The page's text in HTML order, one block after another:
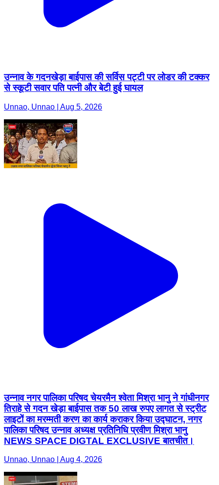
उन्नाव के गदनखेड़ा बाईपास की सर्विस पट्टी पर लोडर की टक्कर
से स्कूटी सवार पति पत्नी और बेटी हुई घायल
Unnao, Unnao | Aug 5, 2026
उन्नाव नगर पालिका परिषद चेयरमैन श्वेता मिश्रा भानु ने गांधीनगर
तिराहे से गदन खेड़ा बाईपास तक 50 लाख रुपए लागत से स्ट्रीट
लाइटों का मरम्मती करण का कार्य कराकर किया उद्घाटन, नगर
पालिका परिषद उन्नाव अध्यक्ष प्रतिनिधि प्रवीण मिश्रा भानु
NEWS SPACE DIGTAL EXCLUSIVE बातचीत।
Unnao, Unnao | Aug 4, 2026